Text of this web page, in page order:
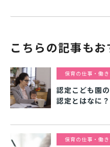
こちらの記事もお
保育の仕事・働
認定こども園
認定とはなに
保育の仕事・働